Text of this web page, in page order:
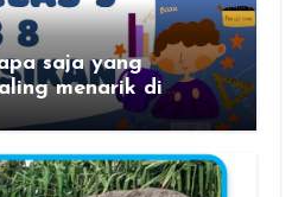
saja yang
menarik di